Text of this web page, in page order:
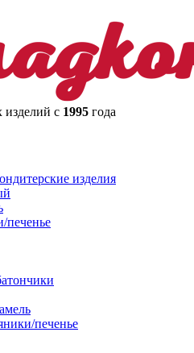
изделий с 1995 года
изделия
печенье
печенье